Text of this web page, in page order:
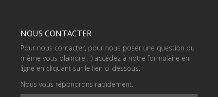
NOUS CONTACTER
Pour nous contacter, pour nous poser une question ou
même vous plaindre ;-) accédez à notre formulaire en
ligne en cliquant sur le lien ci-dessous.
Nous vous répondrons rapidement.